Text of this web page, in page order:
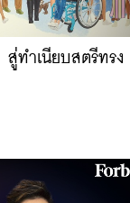
สู่ทำเนียบสตรีทรง